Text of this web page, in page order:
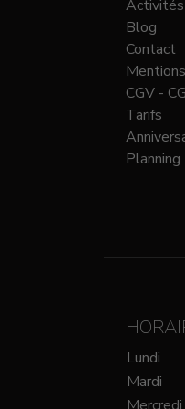
Activités
Blog
Contact
CGV -
Tarifs
Planning
Lundi
Mardi